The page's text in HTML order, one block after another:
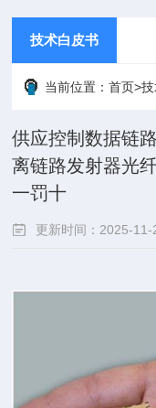
技术白皮书
当前位置：首页>
供应控制数据链
离链路发射器光
一罚十
更新时间：2025-11-
点击次数：